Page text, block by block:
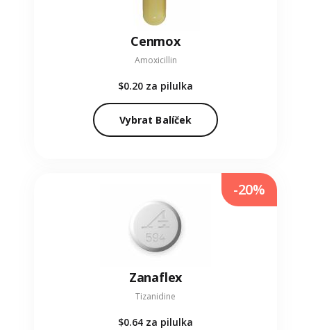
Cenmox
Amoxicillin
$0.20 za pilulka
Vybrat Balíček
Zanaflex
Tizanidine
$0.64 za pilulka
-20%